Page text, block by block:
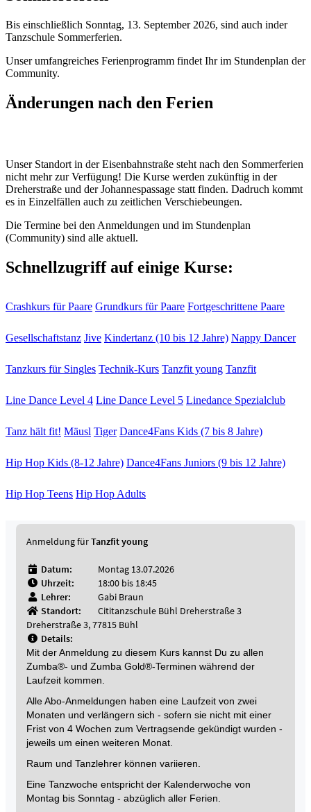
Bis einschließlich Sonntag, 13. September 2026, sind auch inder
Tanzschule Sommerferien.
Unser umfangreiches Ferienprogramm findet Ihr im Stundenplan der
Community.
Änderungen nach den Ferien
Unser Standort in der Eisenbahnstraße steht nach den Sommerferien
nicht mehr zur Verfügung! Die Kurse werden zukünftig in der
Dreherstraße und der Johannespassage statt finden. Dadruch kommt
es in Einzelfällen auch zu zeitlichen Verschiebeungen.
Die Termine bei den Anmeldungen und im Stundenplan
(Community) sind alle aktuell.
Schnellzugriff auf einige Kurse:
Crashkurs für Paare Grundkurs für Paare Fortgeschrittene Paare
Gesellschaftstanz Jive Kindertanz (10 bis 12 Jahre) Nappy Dancer
Tanzkurs für Singles Technik-Kurs Tanzfit young Tanzfit
Line Dance Level 4 Line Dance Level 5 Linedance Spezialclub
Tanz hält fit! Mäusl Tiger Dance4Fans Kids (7 bis 8 Jahre)
Hip Hop Kids (8-12 Jahre) Dance4Fans Juniors (9 bis 12 Jahre)
Hip Hop Teens Hip Hop Adults